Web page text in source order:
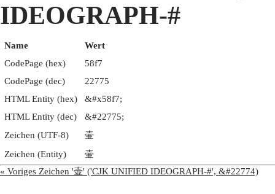
IDEOGRAPH-#
Name
Wert
CodePage (hex)
58f7
CodePage (dec)
22775
HTML Entity (hex)
&#x58f7;
HTML Entity (dec)
&#22775;
Zeichen (UTF-8)
壷
Zeichen (Entity)
壷
« Voriges Zeichen '壶' ('CJK UNIFIED IDEOGRAPH-#', &#22774)